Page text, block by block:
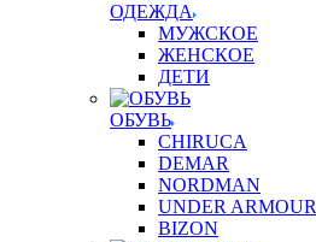
ОДЕЖДА
МУЖСКОЕ
ЖЕНСКОЕ
ДЕТИ
ОБУВЬ
CHIRUCA
DEMAR
NORDMAN
UNDER ARMOUR
BIZON